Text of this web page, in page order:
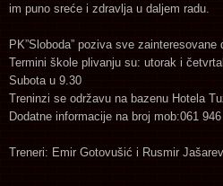
im puno sreće i zdravlja u daljem radu.
PK”Sloboda” poziva sve
Termini škole plivanju su: utorak i
Subota u 9.30
Treninzi se održavu na bazenu Hotela
Dodatne informacije na broj mob:061
Treneri: Emir Gotovušić i Rusmir